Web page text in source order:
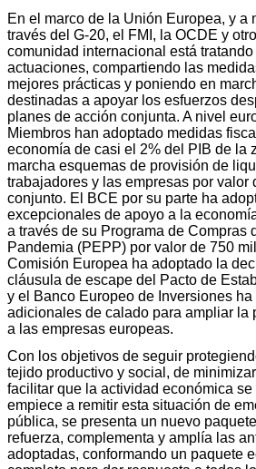
En el marco de la Unión Europea, y a
través del G-20, el FMI, la OCDE y
comunidad internacional está
actuaciones, compartiendo las
mejores prácticas y poniendo en
destinadas a apoyar los esfuerzos
planes de acción conjunta. A nivel
Miembros han adoptado medidas
economía de casi el 2% del PIB de la
marcha esquemas de provisión de
trabajadores y las empresas por valor
conjunto. El BCE por su parte ha
excepcionales de apoyo a la
a través de su Programa de Compras
Pandemia (PEPP) por valor de 750
Comisión Europea ha adoptado la
cláusula de escape del Pacto de
y el Banco Europeo de Inversiones
adicionales de calado para ampliar la
a las empresas europeas.
Con los objetivos de seguir
tejido productivo y social, de
facilitar que la actividad económica
empiece a remitir esta situación de
pública, se presenta un nuevo
refuerza, complementa y amplía las
adoptadas, conformando un paquete